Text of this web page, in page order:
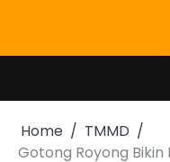
content
Home
TMMD
Gotong Royong Bikin